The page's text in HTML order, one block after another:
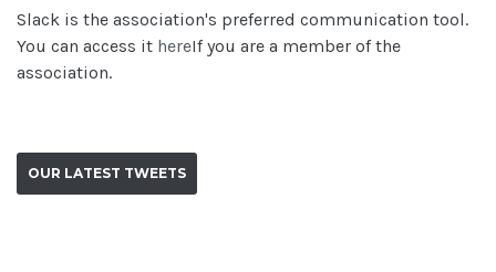
Slack is the association's preferred communication tool.
You can access it hereIf you are a member of the
association.
OUR LATEST TWEETS